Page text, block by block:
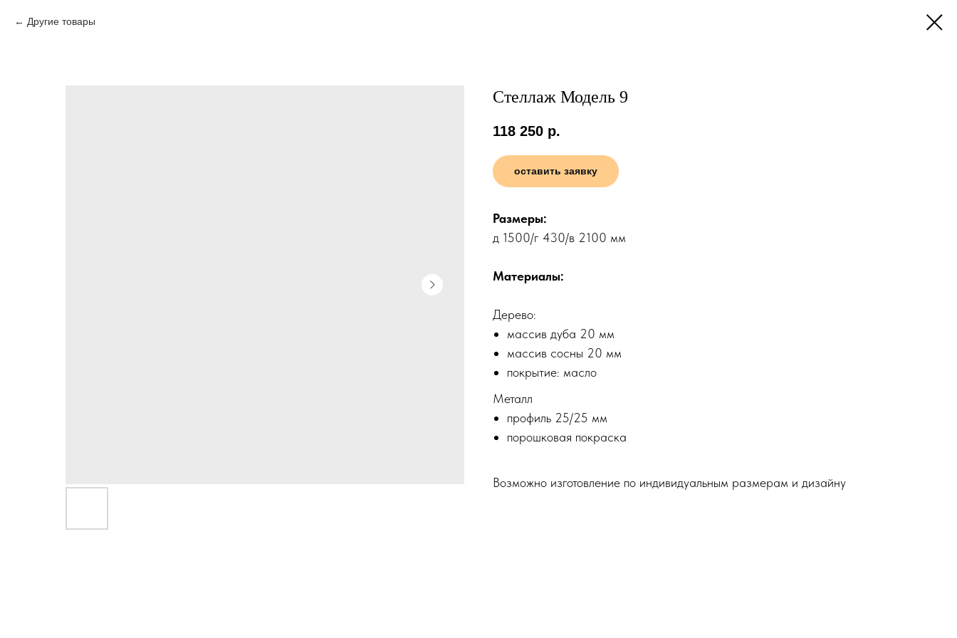
Другие товары
Стеллаж Модель 9
118 250 р.
оставить заявку
Размеры:
д 1500/г 430/в 2100 мм
Материалы:
Дерево:
массив дуба 20 мм
массив сосны 20 мм
покрытие: масло
Металл
профиль 25/25 мм
порошковая покраска
Возможно изготовление по индивидуальным размерам и дизайну